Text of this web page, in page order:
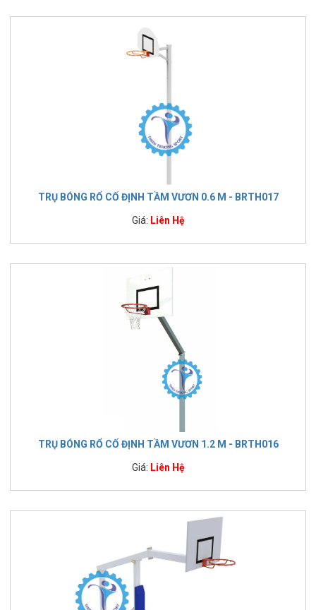
TRỤ BÓNG RỔ CỐ ĐỊNH TẦM VƯƠN 0.6 M - BRTH017
Giá: Liên Hệ
TRỤ BÓNG RỔ CỐ ĐỊNH TẦM VƯƠN 1.2 M - BRTH016
Giá: Liên Hệ